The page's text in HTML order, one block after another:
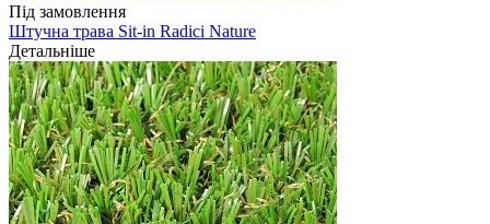
Під замовлення
Штучна трава Sit-in Radici Nature
Детальніше